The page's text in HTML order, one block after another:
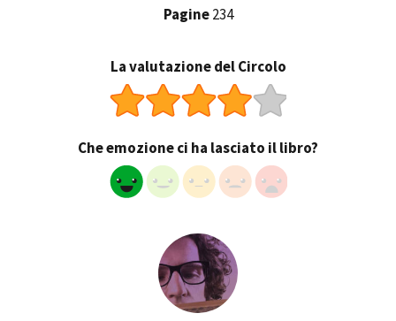
Pagine234
La valutazione del Circolo
Che emozione ci ha lasciato il libro?